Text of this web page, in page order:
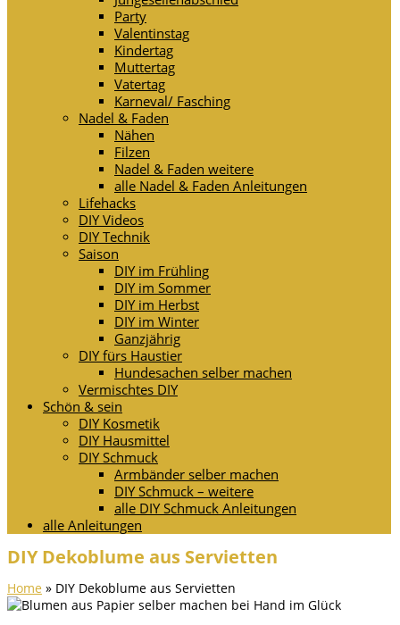
Party
Valentinstag
Kindertag
Muttertag
Vatertag
Karneval/ Fasching
Nadel & Faden
Nähen
Filzen
Nadel & Faden weitere
alle Nadel & Faden Anleitungen
Lifehacks
DIY Videos
DIY Technik
Saison
DIY im Frühling
DIY im Sommer
DIY im Herbst
DIY im Winter
Ganzjährig
DIY fürs Haustier
Hundesachen selber machen
Vermischtes DIY
Schön & sein
DIY Kosmetik
DIY Hausmittel
DIY Schmuck
Armbänder selber machen
DIY Schmuck – weitere
alle DIY Schmuck Anleitungen
alle Anleitungen
DIY Dekoblume aus Servietten
Home » DIY Dekoblume aus Servietten